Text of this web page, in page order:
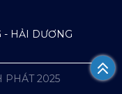
- HẢI DƯƠNG
PHÁT 2025